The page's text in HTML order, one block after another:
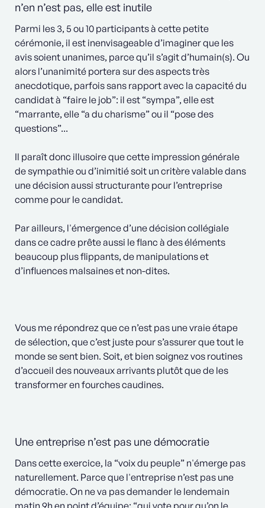
n’en n’est pas, elle est inutile
Parmi les 3, 5 ou 10 participants à cette petite
cérémonie, il est inenvisageable d’imaginer que les
avis soient unanimes, parce qu’il s’agit d’humain(s). Ou
alors l’unanimité portera sur des aspects très
anecdotique, parfois sans rapport avec la capacité du
candidat à “faire le job”: il est “sympa”, elle est
“marrante, elle “a du charisme” ou il “pose des
questions”...
Il paraît donc illusoire que cette impression générale
de sympathie ou d’inimitié soit un critère valable dans
une décision aussi structurante pour l’entreprise
comme pour le candidat.
Par ailleurs, l'émergence d’une décision collégiale
dans ce cadre prête aussi le flanc à des éléments
beaucoup plus flippants, de manipulations et
d’influences malsaines et non-dites.
Vous me répondrez que ce n’est pas une vraie étape
de sélection, que c’est juste pour s’assurer que tout le
monde se sent bien. Soit, et bien soignez vos routines
d’accueil des nouveaux arrivants plutôt que de les
transformer en fourches caudines.
Une entreprise n’est pas une démocratie
Dans cette exercice, la “voix du peuple” n'émerge pas
naturellement. Parce que l'entreprise n’est pas une
démocratie. On ne va pas demander le lendemain
matin 9h en point d’équipe: “qui vote pour qu’on le